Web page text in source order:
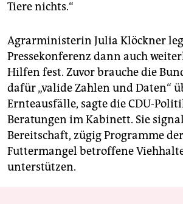
Tiere nichts.“
Agrarministerin Julia Klöckner
Pressekonferenz dann auch
Hilfen fest. Zuvor brauche die
dafür „valide Zahlen und Daten“
Ernteausfälle, sagte die CDU-
Beratungen im Kabinett. Sie
Bereitschaft, zügig Programme
Futtermangel betroffene
unterstützen.